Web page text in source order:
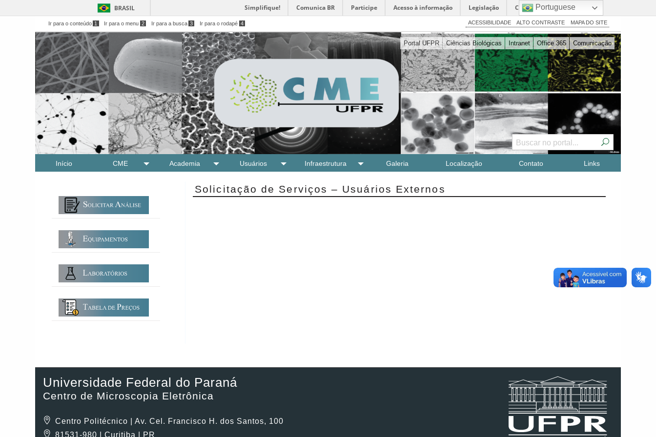
BRASIL Simplifique! Comunica BR Participe Acesso à informação Legislação Canais
Ir para o conteúdo 1 Ir para o menu 2 Ir para a busca 3 Ir para o rodapé 4 ACESSIBILIDADE ALTO CONTRASTE MAPA DO SITE
Portal UFPR Ciências Biológicas Intranet Office 365 Comunicação
Início CME Academia Usuários Infraestrutura Galeria Localização Contato Links
Solicitação de Serviços – Usuários Externos
Universidade Federal do Paraná
Centro de Microscopia Eletrônica
Centro Politécnico | Av. Cel. Francisco H. dos Santos, 100
81531-980 | Curitiba | PR
Portuguese